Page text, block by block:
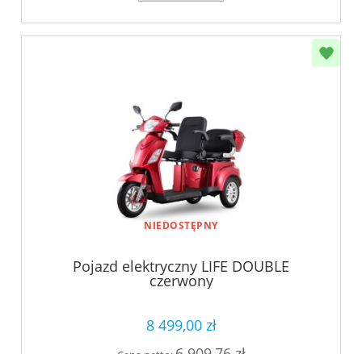
NIEDOSTĘPNY
Pojazd elektryczny LIFE DOUBLE
czerwony
8 499,00 zł